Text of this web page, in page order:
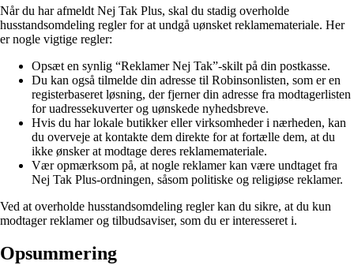
Når du har afmeldt Nej Tak Plus, skal du stadig overholde
husstandsomdeling regler for at undgå uønsket reklamemateriale. Her
er nogle vigtige regler:
Opsæt en synlig “Reklamer Nej Tak”-skilt på din postkasse.
Du kan også tilmelde din adresse til Robinsonlisten, som er en
registerbaseret løsning, der fjerner din adresse fra modtagerlisten
for uadressekuverter og uønskede nyhedsbreve.
Hvis du har lokale butikker eller virksomheder i nærheden, kan
du overveje at kontakte dem direkte for at fortælle dem, at du
ikke ønsker at modtage deres reklamemateriale.
Vær opmærksom på, at nogle reklamer kan være undtaget fra
Nej Tak Plus-ordningen, såsom politiske og religiøse reklamer.
Ved at overholde husstandsomdeling regler kan du sikre, at du kun
modtager reklamer og tilbudsaviser, som du er interesseret i.
Opsummering